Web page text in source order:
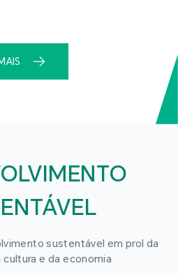
sustentável em prol da
e da economia